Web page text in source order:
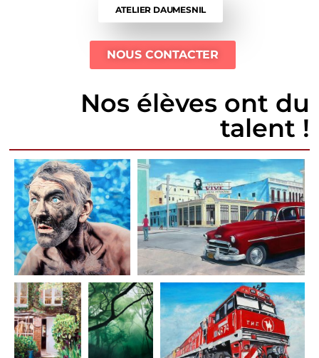
ATELIER DAUMESNIL
NOUS CONTACTER
Nos élèves ont du
talent !